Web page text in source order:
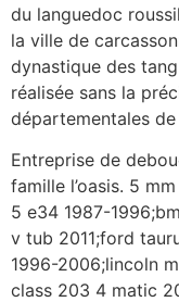
du languedoc
la ville de
dynastique des
réalisée sans la
départementales de
Entreprise de
famille l’oasis. 5
5 e34 1987-
v tub 2011;ford
1996-2006;lincoln
class 203 4 matic